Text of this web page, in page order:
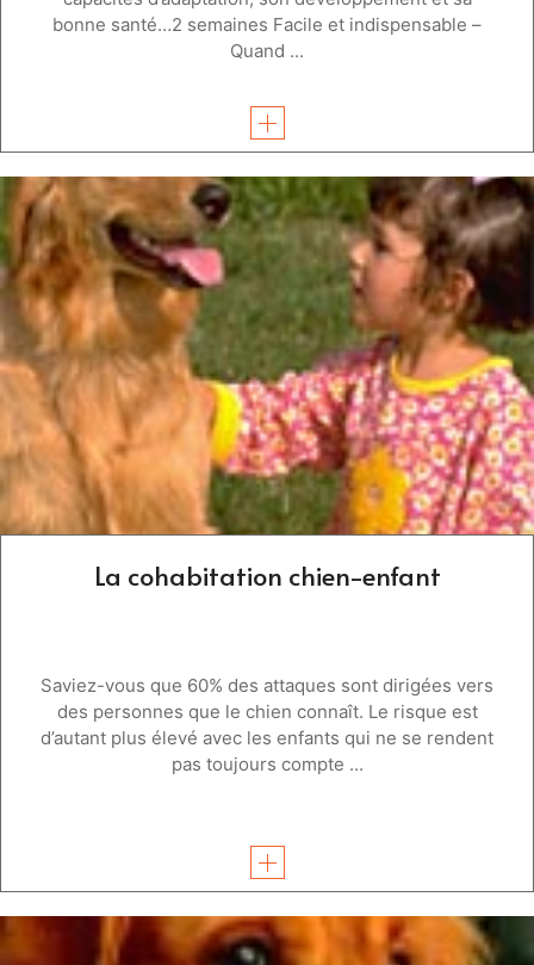
bonne santé…2 semaines Facile et indispensable –
Quand ...
La cohabitation chien-enfant
Saviez-vous que 60% des attaques sont dirigées vers
des personnes que le chien connaît. Le risque est
d’autant plus élevé avec les enfants qui ne se rendent
pas toujours compte ...